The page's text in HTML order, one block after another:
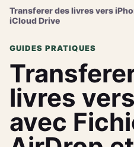
Transferer des livres vers
iCloud Drive
GUIDES PRATIQUES
livres
avec